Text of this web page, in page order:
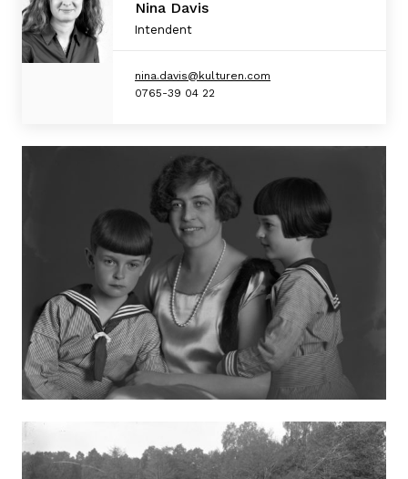
information
Nina Davis
Intendent
nina.davis@kulturen.com
0765-39 04 22